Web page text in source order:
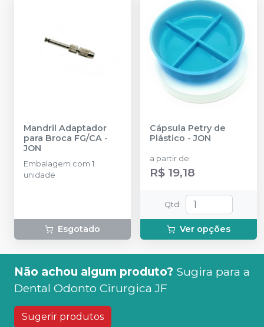
Mandril Adaptador
para Broca FG/CA -
JON
Embalagem com 1
unidade
Esgotado
Cápsula Petry de
Plástico -JON
a partir de:
R$ 19,18
Qtd :
Ver opções
Não achou algum produto? Sugira para a
Dental Odonto Cirurgica JF
Sugerir produtos